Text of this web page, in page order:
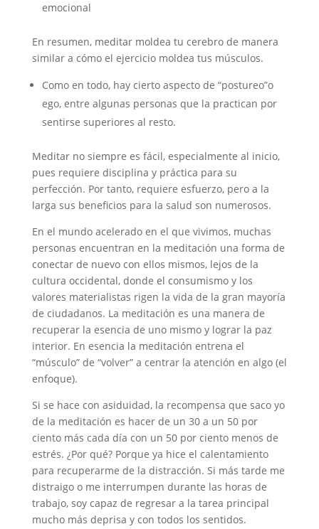
emocional
En resumen, meditar moldea tu cerebro de manera
similar a cómo el ejercicio moldea tus músculos.
Como en todo, hay cierto aspecto de “postureo”o
ego, entre algunas personas que la practican por
sentirse superiores al resto.
Meditar no siempre es fácil, especialmente al inicio,
pues requiere disciplina y práctica para su
perfección. Por tanto, requiere esfuerzo, pero a la
larga sus beneficios para la salud son numerosos.
En el mundo acelerado en el que vivimos, muchas
personas encuentran en la meditación una forma de
conectar de nuevo con ellos mismos, lejos de la
cultura occidental, donde el consumismo y los
valores materialistas rigen la vida de la gran mayoría
de ciudadanos. La meditación es una manera de
recuperar la esencia de uno mismo y lograr la paz
interior. En esencia la meditación entrena el
“músculo” de “volver” a centrar la atención en algo (el
enfoque).
Si se hace con asiduidad, la recompensa que saco yo
de la meditación es hacer de un 30 a un 50 por
ciento más cada día con un 50 por ciento menos de
estrés. ¿Por qué? Porque ya hice el calentamiento
para recuperarme de la distracción. Si más tarde me
distraigo o me interrumpen durante las horas de
trabajo, soy capaz de regresar a la tarea principal
mucho más deprisa y con todos los sentidos.